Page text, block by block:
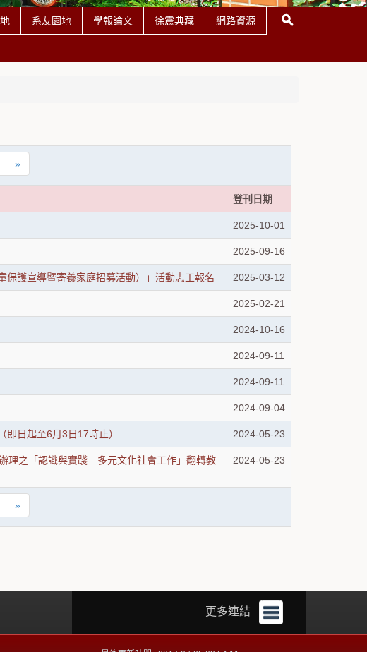
系友園地 學報論文 徐震典藏 網路資源
»
登刊日期
2025-10-01
2025-09-16
護宣導暨寄養家庭招募活動）」活動志工報名 2025-03-12
2025-02-21
2024-10-16
2024-09-11
2024-09-11
2024-09-04
日起至6月3日17時止） 2024-05-23
理之「認識與實踐—多元文化社會工作」翻轉教
2024-05-23
»
更多連結